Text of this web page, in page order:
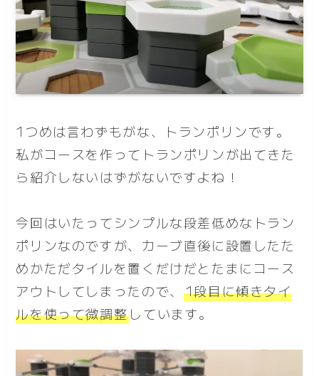
1つめは言わずもがな、トランポリンです。
私がコースを作ってトランポリンが出てきた
ら紹介しないはずがないですよね！
今回はいたってシンプルな段差低めなトラン
ポリンなのですが、カーブ直後に設置したた
めかただタイルを置くだけだとたまにコース
アウトしてしまったので、 1段目に傾きタイ
ルを使って微調整しています。